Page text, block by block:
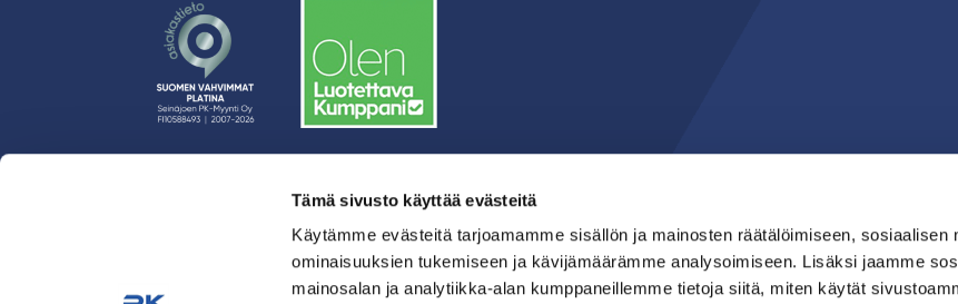
Tämä sivusto käyttää evästeitä
Käytämme evästeitä tarjoamamme sisällön ja mainosten räätälöimiseen, sosiaalisen
ominaisuuksien tukemiseen ja kävijämäärämme analysoimiseen. Lisäksi jaamme
mainosalan ja analytiikka-alan kumppaneillemme tietoja siitä, miten käytät
› Yritys